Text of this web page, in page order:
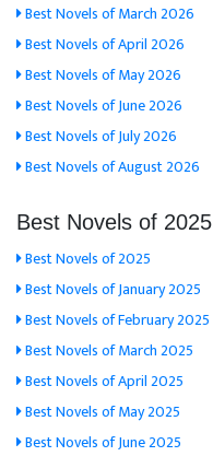
Best Novels of March 2026
Best Novels of April 2026
Best Novels of May 2026
Best Novels of June 2026
Best Novels of July 2026
Best Novels of August 2026
Best Novels of 2025
Best Novels of 2025
Best Novels of January 2025
Best Novels of February 2025
Best Novels of March 2025
Best Novels of April 2025
Best Novels of May 2025
Best Novels of June 2025